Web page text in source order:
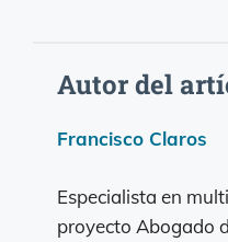
Autor del
Francisco Claros
Especialista en
proyecto Abogado